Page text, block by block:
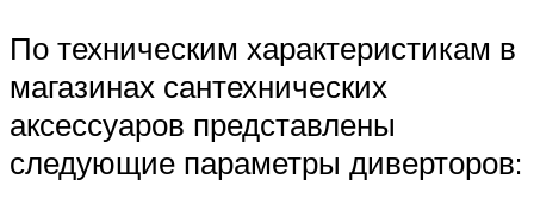
По техническим характеристикам в
магазинах сантехнических
аксессуаров представлены
следующие параметры диверторов: